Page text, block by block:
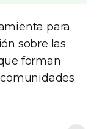
para
sobre las
forman